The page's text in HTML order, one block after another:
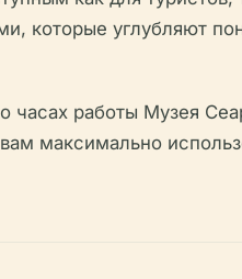
которые углубляют
работы Музея
максимально